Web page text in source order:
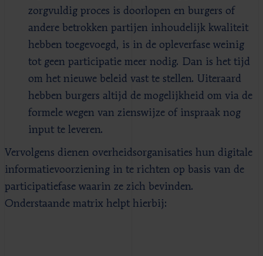
zorgvuldig proces is doorlopen en burgers of
andere betrokken partijen inhoudelijk kwaliteit
hebben toegevoegd, is in de opleverfase weinig
tot geen participatie meer nodig. Dan is het tijd
om het nieuwe beleid vast te stellen. Uiteraard
hebben burgers altijd de mogelijkheid om via de
formele wegen van zienswijze of inspraak nog
input te leveren.
Vervolgens dienen overheidsorganisaties hun digitale
informatievoorziening in te richten op basis van de
participatiefase waarin ze zich bevinden.
Onderstaande matrix helpt hierbij: